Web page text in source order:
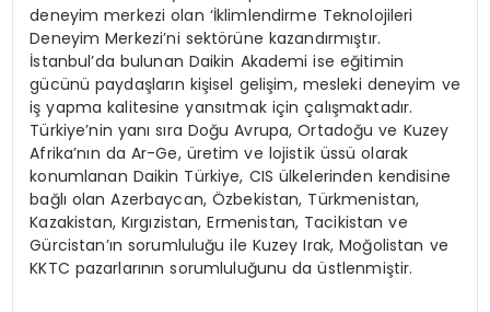
deneyim merkezi olan ‘İklimlendirme Teknolojileri
Deneyim Merkezi’ni sektörüne kazandırmıştır.
İstanbul’da bulunan Daikin Akademi ise eğitimin
gücünü paydaşların kişisel gelişim, mesleki deneyim ve
iş yapma kalitesine yansıtmak için çalışmaktadır.
Türkiye’nin yanı sıra Doğu Avrupa, Ortadoğu ve Kuzey
Afrika’nın da Ar-Ge, üretim ve lojistik üssü olarak
konumlanan Daikin Türkiye, CIS ülkelerinden kendisine
bağlı olan Azerbaycan, Özbekistan, Türkmenistan,
Kazakistan, Kırgızistan, Ermenistan, Tacikistan ve
Gürcistan’ın sorumluluğu ile Kuzey Irak, Moğolistan ve
KKTC pazarlarının sorumluluğunu da üstlenmiştir.